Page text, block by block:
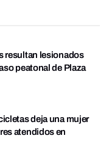
resultan lesionados
peatonal de Plaza
deja una mujer
atendidos en